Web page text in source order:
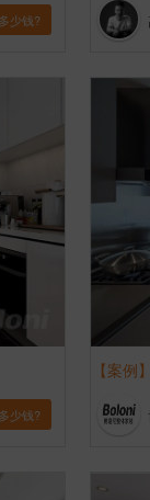
少钱?
少钱?
【案例